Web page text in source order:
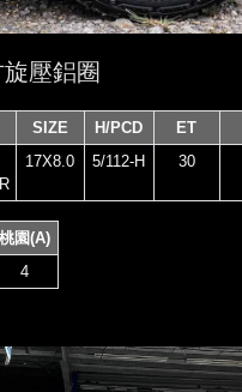
壓鋁圈
SIZE H/PCD ET
17X8.0 5/112-H 30
園(A)
4